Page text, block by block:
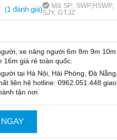
(1 đánh giá) Mã SP: SWP,HSWP,
SJY, GTJZ
xe nâng người 6m 8m 9m 10m
16m giá rẻ toàn quốc.
tại Hà Nội, Hải Phòng, Đà Nẵng,
liên hệ hotline: 0962.051.448 giao
tận nơi.